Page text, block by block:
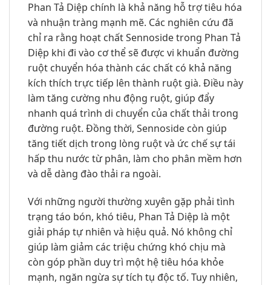
Phan Tả Diệp chính là khả năng hỗ trợ tiêu hóa
và nhuận tràng mạnh mẽ. Các nghiên cứu đã
chỉ ra rằng hoạt chất Sennoside trong Phan Tả
Diệp khi đi vào cơ thể sẽ được vi khuẩn đường
ruột chuyển hóa thành các chất có khả năng
kích thích trực tiếp lên thành ruột già. Điều này
làm tăng cường nhu động ruột, giúp đẩy
nhanh quá trình di chuyển của chất thải trong
đường ruột. Đồng thời, Sennoside còn giúp
tăng tiết dịch trong lòng ruột và ức chế sự tái
hấp thu nước từ phân, làm cho phân mềm hơn
và dễ dàng đào thải ra ngoài.
Với những người thường xuyên gặp phải tình
trạng táo bón, khó tiêu, Phan Tả Diệp là một
giải pháp tự nhiên và hiệu quả. Nó không chỉ
giúp làm giảm các triệu chứng khó chịu mà
còn góp phần duy trì một hệ tiêu hóa khỏe
mạnh, ngăn ngừa sự tích tụ độc tố. Tuy nhiên,